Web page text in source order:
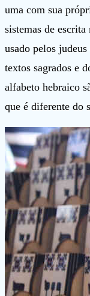
uma com sua
sistemas de
usado pelos
textos sagrados e
alfabeto hebraico
que é diferente do